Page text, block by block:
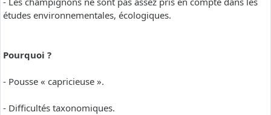
études environnementales, écologiques.
Pourquoi ?
- Pousse « capricieuse ».
- Difficultés taxonomiques.